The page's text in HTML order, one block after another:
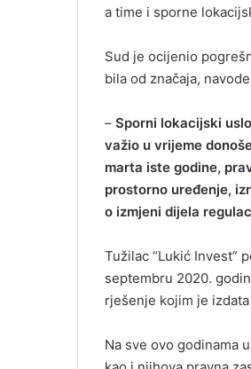
a time i sporne
Sud je ocijenio
bila od značaja,
– Sporni lokacijski
važio u vrijeme
marta iste godine,
prostorno uređenje,
o izmjeni dijela
Tužilac “Lukić Invest”
septembru 2020.
rješenje kojim je
Na sve ovo godinama